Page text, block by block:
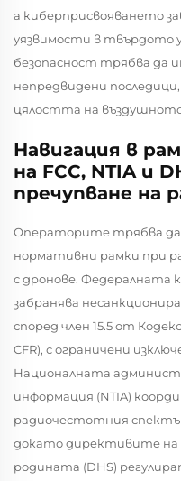
а киберприсвояването
уязвимости в твърдото
безопасност трябва да
непредвидени
цялостта на
Навигация в
на FCC, NTIA и
пречупване на
Операторите трябва
нормативни рамки при
с дронове. Федералната
забранява
според член 15.5 от
CFR), с ограничени
Националната
информация (NTIA)
радиочестотния
докато директивите
родината (DHS)